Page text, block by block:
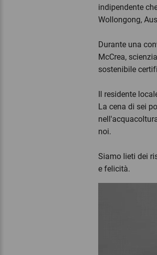
indipendente
Wollongong,
Durante una
McCrea,
sostenibile
Il residente
La cena di sei
noi.
Siamo lieti dei
e felicità.